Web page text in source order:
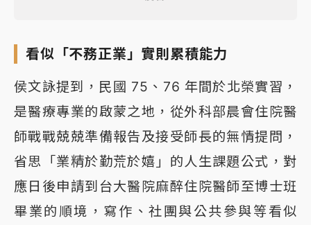
看似「不務正業」實則累積能力
侯文詠提到，民國 75、76 年間於北榮實習，
是醫療專業的啟蒙之地，從外科部晨會住院醫
師戰戰兢兢準備報告及接受師長的無情提問，
省思「業精於勤荒於嬉」的人生課題公式，對
應日後申請到台大醫院麻醉住院醫師至博士班
畢業的順境，寫作、社團與公共參與等看似